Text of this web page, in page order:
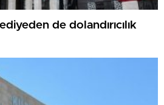
de dolandırıcılık